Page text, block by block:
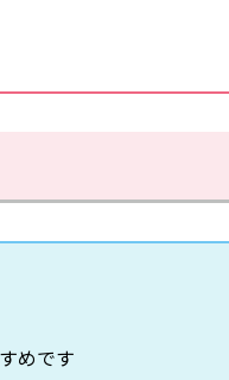
めです